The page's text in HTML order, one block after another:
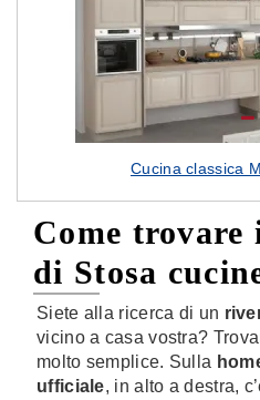
Cucina classica
Come
di Stosa
Siete alla ricerca di un
vicino a casa vostra?
molto semplice. Sulla
ufficiale, in alto a destra,